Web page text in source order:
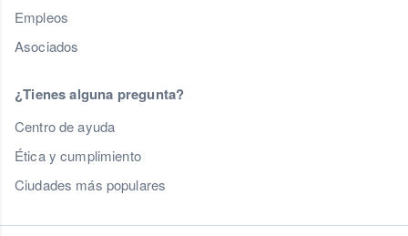
Empleos
Asociados
¿Tienes alguna pregunta?
Centro de ayuda
Ética y cumplimiento
Ciudades más populares